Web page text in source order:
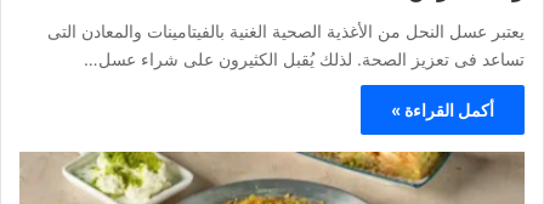
يعتبر عسل النحل من الأغذية الصحية الغنية بالفيتامينات والمعادن التى
تساعد فى تعزيز الصحة. لذلك يُقبل الكثيرون على شراء عسل…
أكمل القراءة »